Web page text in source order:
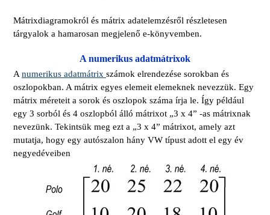
Mátrixdiagramokról és mátrix adatelemzésről részletesen
tárgyalok a hamarosan megjelenő e-könyvemben.
A numerikus adatmátrixok
A numerikus adatmátrix számok elrendezése sorokban és
oszlopokban. A mátrix egyes elemeit elemeknek nevezzük. Egy
mátrix méreteit a sorok és oszlopok száma írja le. Így például
egy 3 sorból és 4 oszlopból álló mátrixot „3 x 4” -as mátrixnak
nevezünk. Tekintsük meg ezt a „3 x 4” mátrixot, amely azt
mutatja, hogy egy autószalon hány VW típust adott el egy év
negyedéveiben